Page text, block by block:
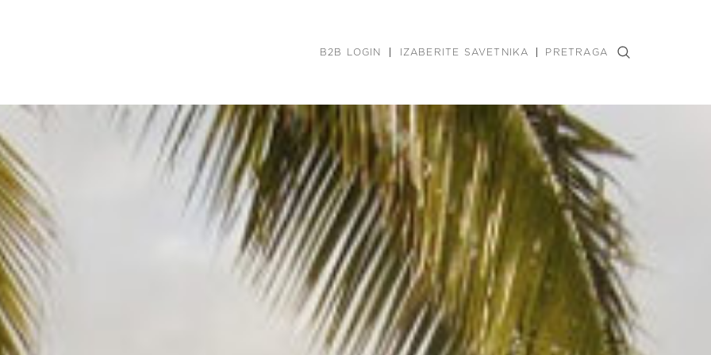
B2B LOGIN IZABERITE SAVETNIKA PRETRAGA